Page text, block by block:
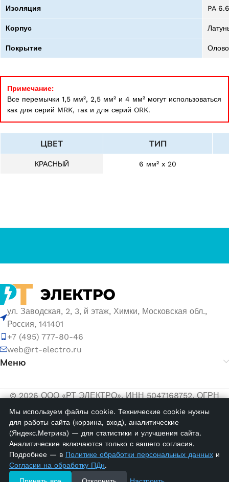
Изоляция PA 6.6
Корпус
Покрытие Олово
Примечание:
Все перемычки 1,5 мм², 2,5 мм² и 4 мм² могут использоваться
как для серий MRK, так и для серий ORK.
ЦВЕТ ТИП
КРАСНЫЙ 6 мм² x 20
ул. Заводская, 2, 3, й этаж, Химки, Московская обл.,
Россия, 141401
+7 (495) 777-80-46
web@rt-electro.ru
Меню
© 2026 ООО «РТ ЭЛЕКТРО». ИНН 5047168752, ОГРН
1155047005145.
Политика обработки персональных данных
Согласие на обработку персональных данных
CC 6/20;
Перемычка
120 в
Мы используем файлы cookie. Технические cookie нужны
для работы сайта (корзина, вход), аналитические
(Яндекс.Метрика) — для статистики и улучшения сайта.
Аналитические включаются только с вашего согласия.
Подробнее — в Политике обработки персональных данных и
Согласии на обработку ПДн.